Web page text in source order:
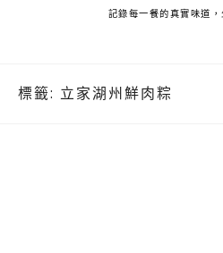
記錄每一餐的真實味道，
標籤: 立家湖州鮮肉粽